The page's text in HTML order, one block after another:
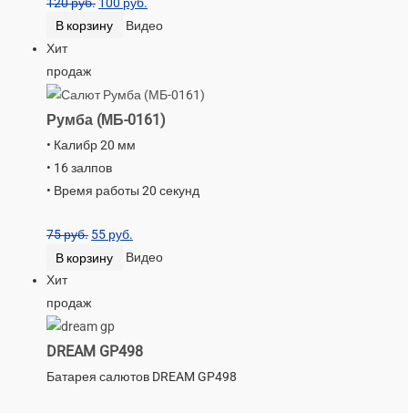
В корзину
Видео
Хит
продаж
Румба (МБ-0161)
• Калибр 20 мм
• 16 залпов
• Время работы 20 секунд
75руб. 55 руб.
В корзину
Видео
Хит
продаж
DREAM GP498
Батарея салютов DREAM GP498